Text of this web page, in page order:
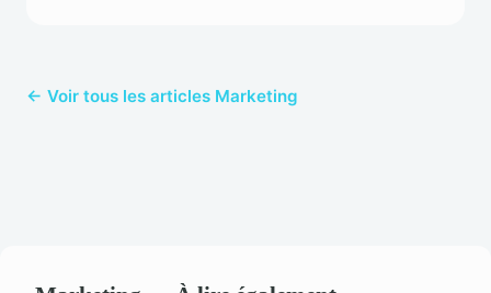
← Voir tous les articles Marketing